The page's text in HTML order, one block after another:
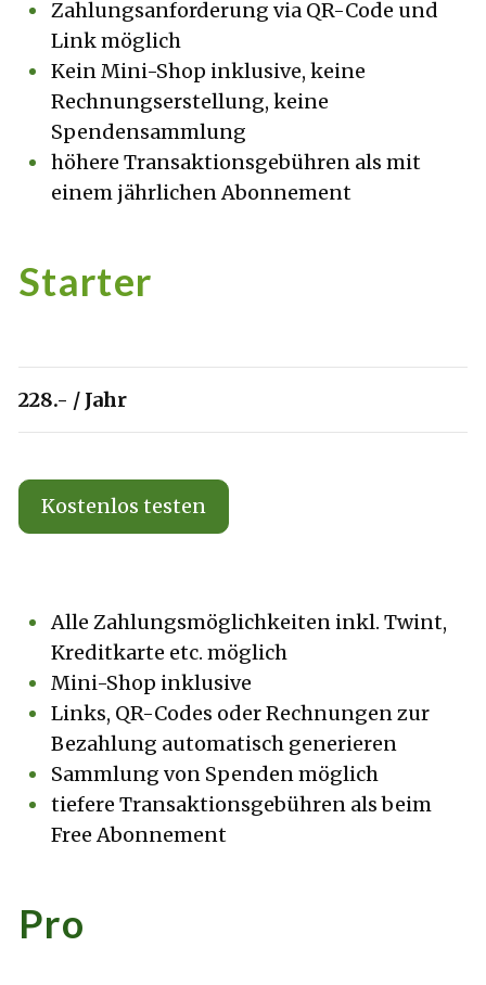
Zahlungsanforderung via QR-Code und
Link möglich
Kein Mini-Shop inklusive, keine
Rechnungserstellung, keine
Spendensammlung
höhere Transaktionsgebühren als mit
einem jährlichen Abonnement
Starter
228.- / Jahr
Kostenlos testen
Alle Zahlungsmöglichkeiten inkl. Twint,
Kreditkarte etc. möglich
Mini-Shop inklusive
Links, QR-Codes oder Rechnungen zur
Bezahlung automatisch generieren
Sammlung von Spenden möglich
tiefere Transaktionsgebühren als beim
Free Abonnement
Pro